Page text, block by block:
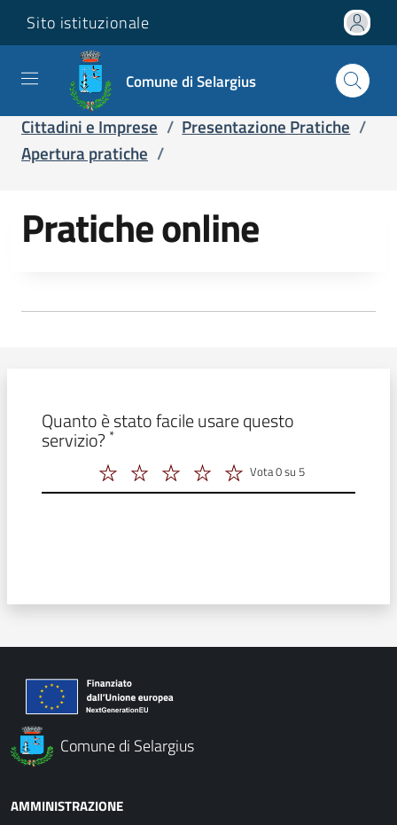
Sito istituzionale
Comune di Selargius
/ Servizi
Cittadini e Imprese / Presentazione Pratiche /
Apertura pratiche /
Pratiche online
Quanto è stato facile usare questo
servizio? *
Vota 2 su 5
Vota 3 su 5
Vota 4 su 5
Vota 5 su 5
Vota 6 su 5
Vota 0 su 5
Comune di Selargius
AMMINISTRAZIONE